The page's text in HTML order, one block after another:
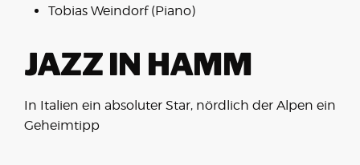
Tobias Weindorf (Piano)
JAZZ IN HAMM
In Italien ein absoluter Star, nördlich der Alpen ein
Geheimtipp